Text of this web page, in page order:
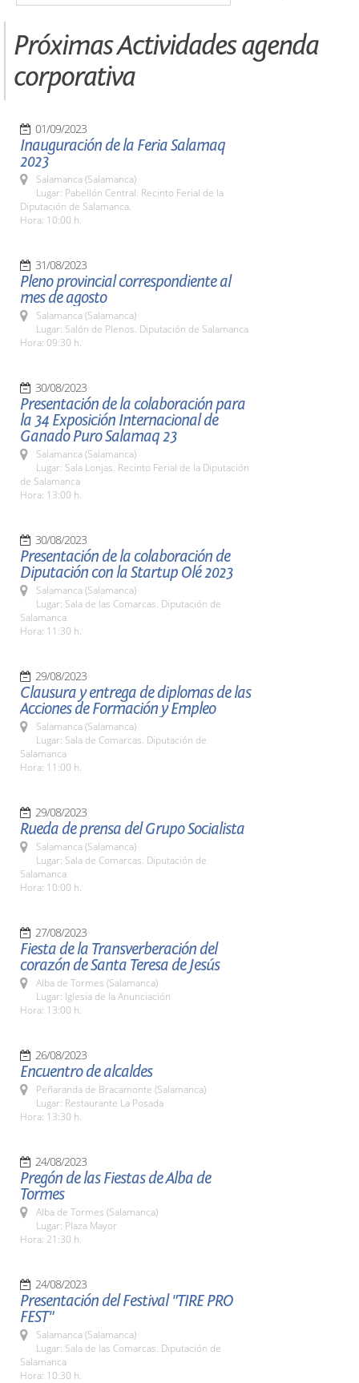
Próximas Actividades agenda
corporativa
01/09/2023
Inauguración de la Feria Salamaq
2023
Salamanca (Salamanca)
Lugar: Pabellón Central. Recinto Ferial de la
Diputación de Salamanca.
Hora: 10:00 h.
31/08/2023
Pleno provincial correspondiente al
mes de agosto
Salamanca (Salamanca)
Lugar: Salón de Plenos. Diputación de Salamanca
Hora: 09:30 h.
30/08/2023
Presentación de la colaboración para
la 34 Exposición Internacional de
Ganado Puro Salamaq 23
Salamanca (Salamanca)
Lugar: Sala Lonjas. Recinto Ferial de la Diputación
de Salamanca
Hora: 13:00 h.
30/08/2023
Presentación de la colaboración de
Diputación con la Startup Olé 2023
Salamanca (Salamanca)
Lugar: Sala de las Comarcas. Diputación de
Salamanca
Hora: 11:30 h.
29/08/2023
Clausura y entrega de diplomas de las
Acciones de Formación y Empleo
Salamanca (Salamanca)
Lugar: Sala de Comarcas. Diputación de
Salamanca
Hora: 11:00 h.
29/08/2023
Rueda de prensa del Grupo Socialista
Salamanca (Salamanca)
Lugar: Sala de Comarcas. Diputación de
Salamanca
Hora: 10:00 h.
27/08/2023
Fiesta de la Transverberación del
corazón de Santa Teresa de Jesús
Alba de Tormes (Salamanca)
Lugar: Iglesia de la Anunciación
Hora: 13:00 h.
26/08/2023
Encuentro de alcaldes
Peñaranda de Bracamonte (Salamanca)
Lugar: Restaurante La Posada
Hora: 13:30 h.
24/08/2023
Pregón de las Fiestas de Alba de
Tormes
Alba de Tormes (Salamanca)
Lugar: Plaza Mayor
Hora: 21:30 h.
24/08/2023
Presentación del Festival "TIRE PRO
FEST"
Salamanca (Salamanca)
Lugar: Sala de las Comarcas. Diputación de
Salamanca
Hora: 10:30 h.